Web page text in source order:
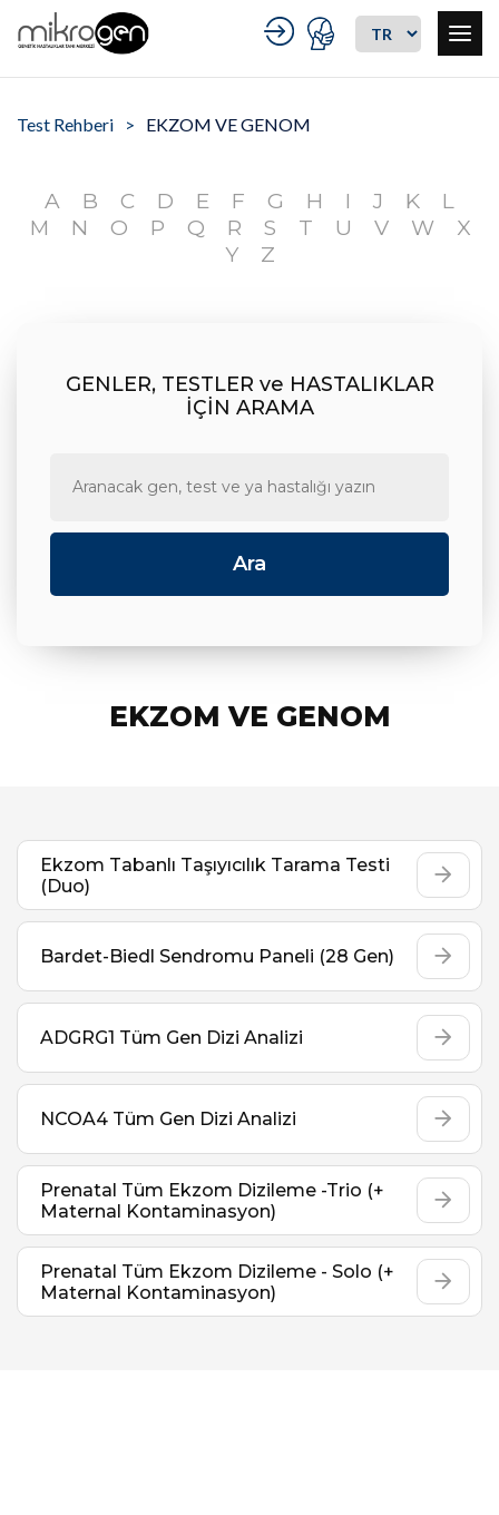
Test Rehberi EKZOM VE GENOM
A B C D E F G H I J K
L
M
N O P Q R S T U V W
X
Y
Z
GENLER, TESTLER ve HASTALIKLAR
İÇİN ARAMA
EKZOM VE GENOM
Ekzom Tabanlı Taşıyıcılık Tarama Testi
(Duo)
Bardet-Biedl Sendromu Paneli (28 Gen)
ADGRG1 Tüm Gen Dizi Analizi
NCOA4 Tüm Gen Dizi Analizi
Prenatal Tüm Ekzom Dizileme -Trio (+
Maternal Kontaminasyon)
Prenatal Tüm Ekzom Dizileme - Solo (+
Maternal Kontaminasyon)